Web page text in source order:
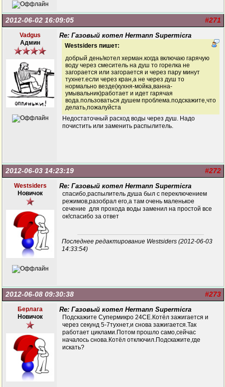
#271
2012-06-02 16:09:05
Vadgus
Админ
Re: Газовый котел Hermann Supermicra
Westsiders пишет:
добрый день!котел херман.когда включаю гарячую
воду через смеситель на душ то горелка не
загорается или загорается и через пару минут
тухнет.если через кран,а не через душ то
нормально везде(кухня-мойка,ванна-
умывальник)работает и идет гарячая
вода.пользоваться душем проблема.подскажите,что
делать,пожалуйста
Недостаточный расход воды через душ. Надо
почистить или заменить распылитель.
#272
2012-06-03 14:23:19
Westsiders
Новичок
Re: Газовый котел Hermann Supermicra
спасибо,распылитель душа был с переключением
режимов,разобрал его,а там очень маленькое
сечение для прохода воды заменил на простой все
ок!спасибо за ответ
Последнее редактирование Westsiders (2012-06-03
14:33:54)
#273
2012-06-08 09:30:38
Берлага
Новичок
Re: Газовый котел Hermann Supermicra
Подскажите Супермикро 24СЕ.Котёл зажигается и
через секунд 5-7тухнет,и снова зажигается.Так
работает циклами.Потом прошло само,сейчас
началось снова.Котёл отключил.Подскажите,где
искать?